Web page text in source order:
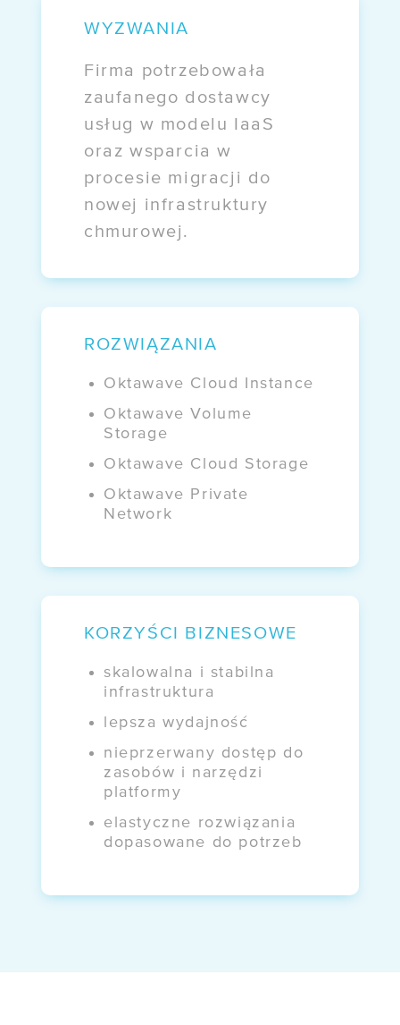
OFERTY
/ E-commerce
/ EZD RP
WDROŻENIA
Case study:
kontroluje Twoje dane?
NIS 2 i UKSC
WYZWANIA
Firma potrzebowała
zaufanego dostawcy
usług w modelu IaaS
oraz wsparcia w
procesie migracji do
nowej infrastruktury
chmurowej.
ROZWIĄZANIA
Oktawave Cloud Instance
Oktawave Volume
Storage
Oktawave Cloud Storage
Oktawave Private
Network
KORZYŚCI BIZNESOWE
skalowalna i stabilna
infrastruktura
lepsza wydajność
nieprzerwany dostęp do
zasobów i narzędzi
platformy
elastyczne rozwiązania
dopasowane do potrzeb